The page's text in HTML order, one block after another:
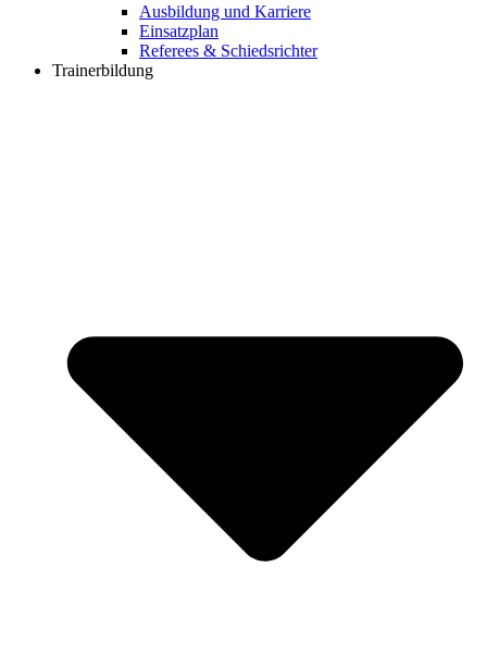
Ausbildung und Karriere
Einsatzplan
Referees & Schiedsrichter
Trainerbildung